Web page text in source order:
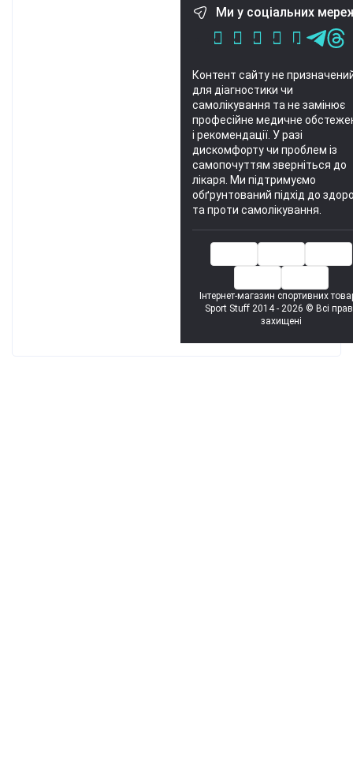
Ми у соціальних
Контент сайту не
для діагностики чи
самолікування та не замінює
професійне медичне
і рекомендації. У разі
дискомфорту чи проблем із
самопочуттям зверніться до
лікаря. Ми підтримуємо
обґрунтований підхід до
та проти самолікування.
Інтернет-магазин спортивних
Sport Stuff 2014 - 2026 © Всі
захищені